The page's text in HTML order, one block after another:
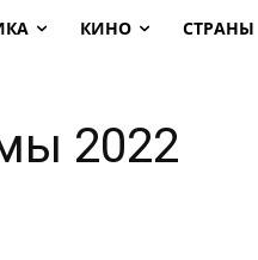
КИНО СТРАНЫ
2022